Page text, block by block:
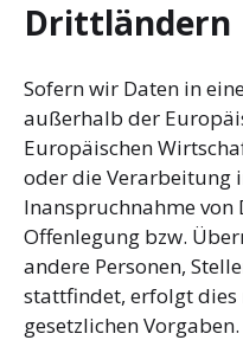
Drittländern
Sofern wir Daten in
außerhalb der
Europäischen
oder die Verarbeitung
Inanspruchnahme
Offenlegung bzw.
andere Personen,
stattfindet, erfolgt
gesetzlichen Vorgaben.